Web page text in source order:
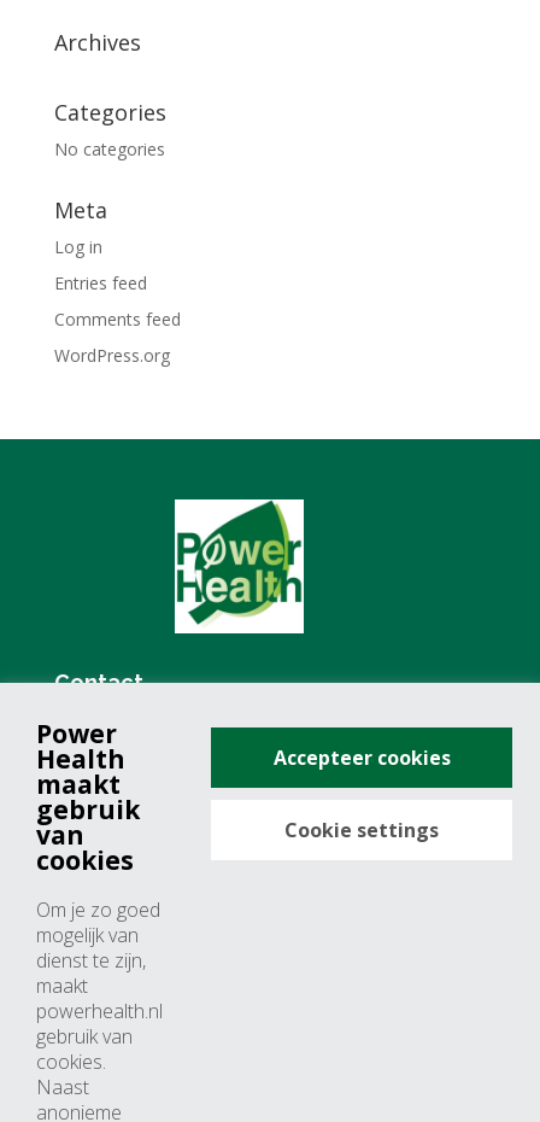
Archives
Categories
No categories
Meta
Log in
Entries feed
Comments feed
WordPress.org
Contact
+31 (0)76 571 19 68
info@powerhealth.nl
Adresse
4817 ZH breda
Nederland
Horaires d’ouvertures
Du lundi au jeudi: 09:00 – 17:00
Vendredi: 09:00 – 15:00
Power
Health
maakt
gebruik
van
cookies
Om je zo goed
mogelijk van
dienst te zijn,
maakt
powerhealth.nl
gebruik van
cookies.
Naast
anonieme
Accepteer cookies
Cookie settings